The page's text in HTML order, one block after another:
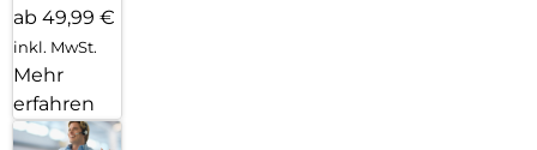
ab 49,99 €
inkl. MwSt.
Mehr
erfahren